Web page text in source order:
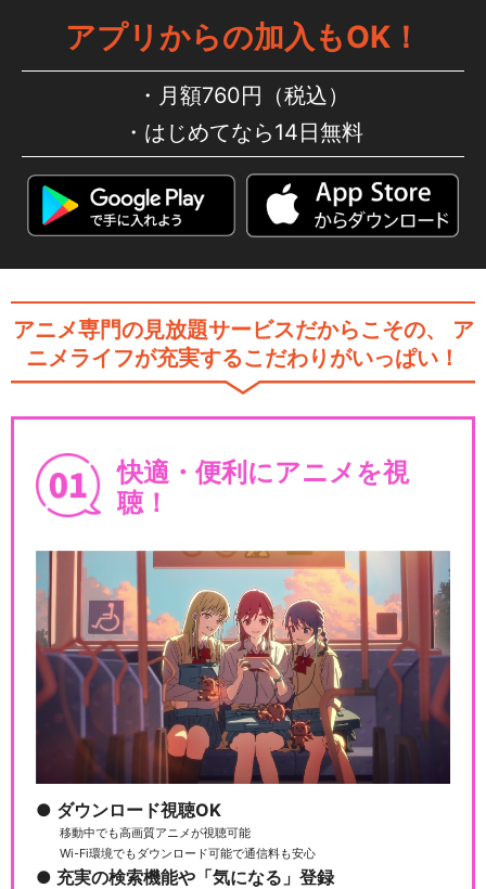
ヤング ブラック･ジャック
アプリからの加入もOK！
月額760円（税込）
はじめてなら14日無料
アニメ専門の見放題サービスだからこその、
ア
ニメライフが充実するこだわりがいっぱい！
快適・便利にアニメを視
聴！
ダウンロード視聴OK
移動中でも高画質アニメが視聴可能
Wi-Fi環境でもダウンロード可能で通信料も安心
充実の検索機能や「気になる」登録